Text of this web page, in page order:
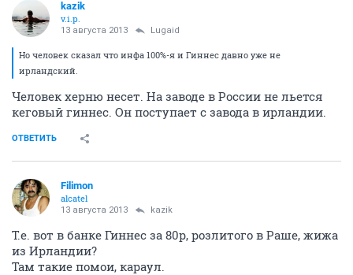
kazik
v.i.p.
13 августа 2013 Lugaid
Но человек сказал что инфа 100%-я и Гиннес давно уже не
ирландский.
Человек херню несет. На заводе в России не льется
кеговый гиннес. Он поступает с завода в ирландии.
ОТВЕТИТЬ
Filimon
alcatel
13 августа 2013 kazik
Т.е. вот в банке Гиннес за 80р, розлитого в Раше, жижа
из Ирландии?
Там такие помои, караул.